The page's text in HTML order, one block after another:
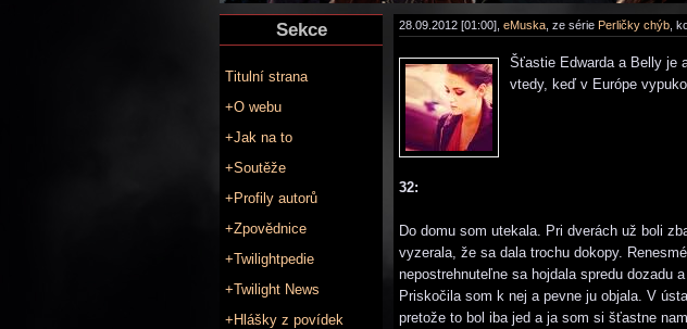
Sekce
Titulní strana
+O webu
+Jak na to
+Soutěže
+Profily autorů
+Zpovědnice
+Twilightpedie
+Twilight News
+Hlášky z povídek
28.09.2012 [01:00], eMuska , ze série Perličky chýb ,
Šťastie Edwarda a Belly je
vtedy, keď v Európe
32:
Do domu som utekala. Pri dverách už boli
vyzerala, že sa dala trochu dokopy.
nepostrehnuteľne sa hojdala spredu dozadu a
Priskočila som k nej a pevne ju objala. V
pretože to bol iba jed a ja som si šťastne